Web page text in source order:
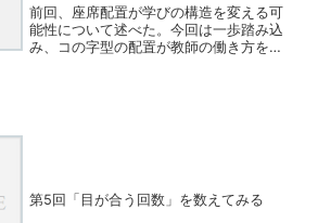
前回、座席配置が学びの構造を変える可
能性について述べた。今回は一歩踏み込
み、コの字型の配置が教師の働き方をど
第5回「目が合う回数」を数えてみる